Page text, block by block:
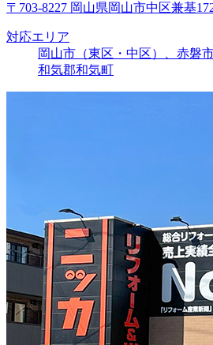
〒703-8227 岡山県岡山市中区兼基
対応エリア
岡山市（東区・中区）、赤磐
和気郡和気町